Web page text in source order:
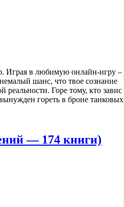
Играя в любимую онлайн-игру –
шанс, что твое сознание
реальности. Горе тому, кто завис
гореть в броне танковых
— 174 книги)